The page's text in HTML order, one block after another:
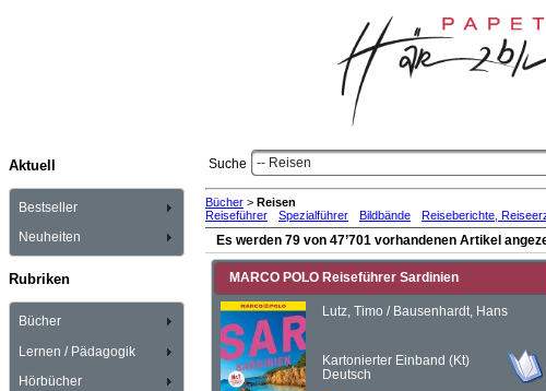
Aktuell
Bestseller
Neuheiten
Rubriken
Bücher
Lernen / Pädagogik
Hörbücher
Suche -- Reisen
Bücher > Reisen
Reiseführer
Spezialführer Bildbände Reiseberichte,
Es werden 79 von 47’701 vorhandenen Artikel
MARCO POLO Reiseführer Sardinien
Lutz, Timo / Bausenhardt, Hans
Kartonierter Einband (Kt)
Deutsch